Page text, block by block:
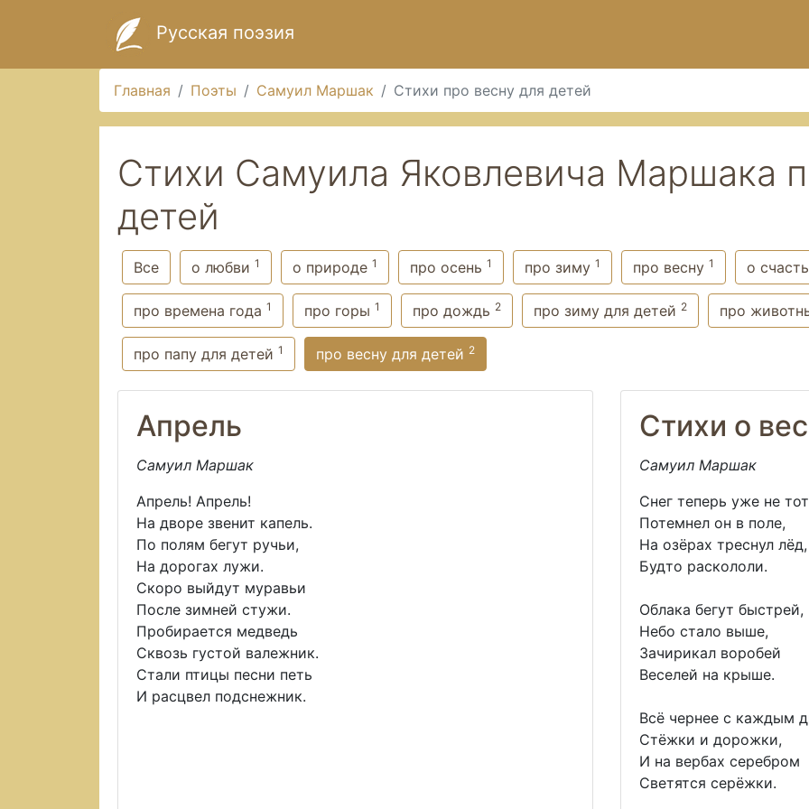
Русская поэзия
Главная Поэты Самуил Маршак Стихи про весну для детей
Стихи Самуила Яковлевича Маршака
детей
Все о любви 1 о природе 1 про осень 1 про зиму 1 про весну 1 о
про времена года 1 про горы 1 про дождь 2 про зиму для детей 2 про
про папу для детей 1 про весну для детей 2
Апрель
Самуил Маршак
Апрель! Апрель!
На дворе звенит капель.
По полям бегут ручьи,
На дорогах лужи.
Скоро выйдут муравьи
После зимней стужи.
Пробирается медведь
Сквозь густой валежник.
Стали птицы песни петь
И расцвел подснежник.
Стихи о
Самуил Маршак
Снег теперь уже не
Потемнел он в поле,
На озёрах треснул лёд,
Будто раскололи.
Облака бегут быстрей,
Небо стало выше,
Зачирикал воробей
Веселей на крыше.
Всё чернее с каждым
Стёжки и дорожки,
И на вербах серебром
Светятся серёжки.